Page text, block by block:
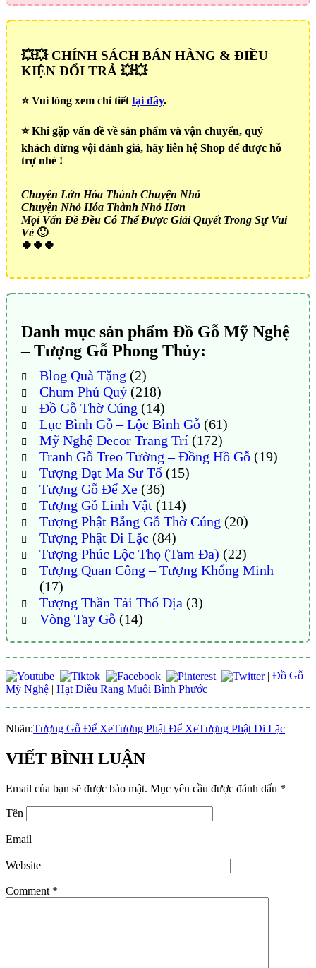
💥💥 CHÍNH SÁCH BÁN HÀNG & ĐIỀU
KIỆN ĐỔI TRẢ 💥💥
⭐️ Vui lòng xem chi tiết tại đây.
⭐️ Khi gặp vấn đề về sản phẩm và vận chuyển, quý
khách đừng vội đánh giá, hãy liên hệ Shop để được hỗ
trợ nhé !
Chuyện Lớn Hóa Thành Chuyện Nhỏ
Chuyện Nhỏ Hóa Thành Nhỏ Hơn
Mọi Vấn Đề Đều Có Thể Được Giải Quyết Trong Sự Vui
Vẻ 🙂
🍀🍀🍀
Danh mục sản phẩm Đồ Gỗ Mỹ Nghệ
– Tượng Gỗ Phong Thủy:
Blog Quà Tặng (2)
Chum Phú Quý(218)
Đồ Gỗ Thờ Cúng (14)
Lục Bình Gỗ – Lộc Bình Gỗ(61)
Mỹ Nghệ Decor Trang Trí(172)
Tranh Gỗ Treo Tường – Đồng Hồ Gỗ(19)
Tượng Đạt Ma Sư Tổ(15)
Tượng Gỗ Để Xe(36)
Tượng Gỗ Linh Vật(114)
Tượng Phật Bằng Gỗ Thờ Cúng (20)
Tượng Phật Di Lặc (84)
Tượng Phúc Lộc Thọ (Tam Đa) (22)
Tượng Quan Công – Tượng Khổng Minh
(17)
Tượng Thần Tài Thổ Địa (3)
Vòng Tay Gỗ(14)
| Đồ Gỗ
Mỹ Nghệ | Hạt Điều Rang Muối Bình Phước
Nhãn:Tượng Gỗ Để XeTượng Phật Để XeTượng Phật Di Lặc
VIẾT BÌNH LUẬN
Email của bạn sẽ được bảo mật. Mục yêu cầu được đánh dấu *
Tên
Email
Website
Comment *